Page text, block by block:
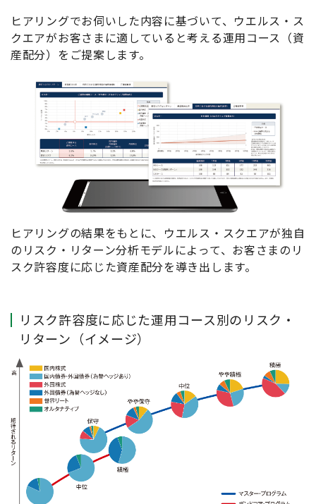
ヒアリングでお伺いした内容に基づいて、ウエルス・ス
クエアがお客さまに適していると考える運用コース（資
産配分）をご提案します。
ヒアリングの結果をもとに、ウエルス・スクエアが独自
のリスク・リターン分析モデルによって、お客さまのリ
スク許容度に応じた資産配分を導き出します。
リスク許容度に応じた運用コース別のリスク・
リターン（イメージ）